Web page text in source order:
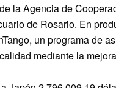
la Agencia de
de Rosario. En
un programa de
mediante la